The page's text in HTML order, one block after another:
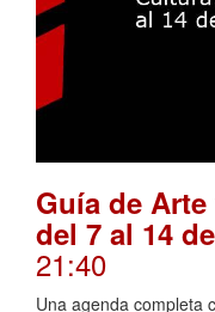
Guía de
del 7 al 14
21:40
Una agenda completa